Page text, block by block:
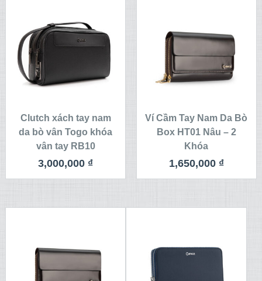
Clutch xách tay nam
da bò vân Togo khóa
vân tay RB10
3,000,000 ₫
Ví Cầm Tay Nam Da Bò
Box HT01 Nâu – 2
Khóa
1,650,000 ₫